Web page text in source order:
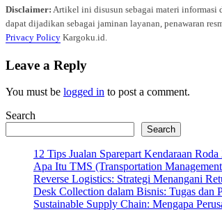
Disclaimer: Artikel ini disusun sebagai materi informasi
dapat dijadikan sebagai jaminan layanan, penawaran
Privacy Policy Kargoku.id.
Leave a Reply
You must be logged in to post a comment.
Search
Search
12 Tips Jualan Sparepart Kendaraan
Apa Itu TMS (Transportation
Reverse Logistics: Strategi Menangani
Desk Collection dalam Bisnis: Tugas dan
Sustainable Supply Chain: Mengapa